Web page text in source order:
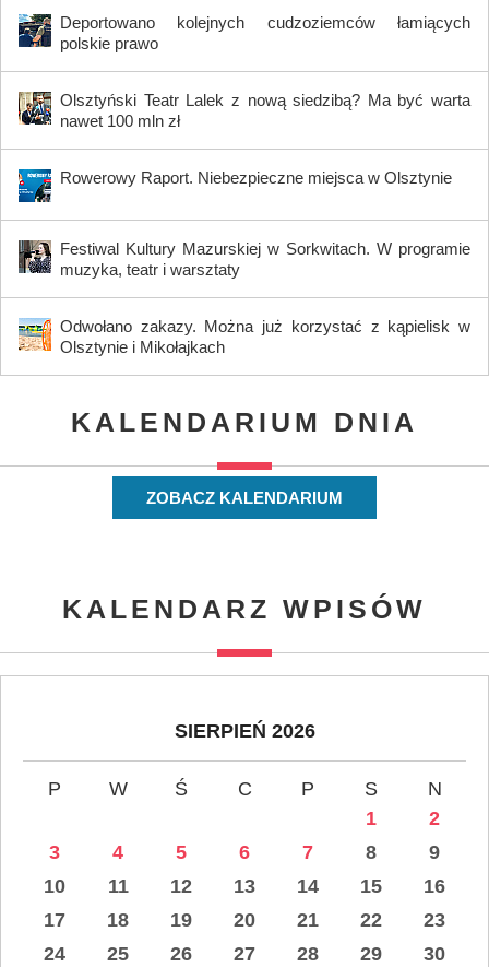
Deportowano kolejnych cudzoziemców łamiących
polskie prawo
Olsztyński Teatr Lalek z nową siedzibą? Ma być warta
nawet 100 mln zł
Rowerowy Raport. Niebezpieczne miejsca w Olsztynie
Festiwal Kultury Mazurskiej w Sorkwitach. W programie
muzyka, teatr i warsztaty
Odwołano zakazy. Można już korzystać z kąpielisk w
Olsztynie i Mikołajkach
KALENDARIUM DNIA
ZOBACZ KALENDARIUM
KALENDARZ WPISÓW
SIERPIEŃ 2026
P W Ś C P S
N
1
2
3
4 5 6 7 8
9
10
11 12 13 14 15
16
17
18 19 20 21 22
23
24
25 26 27 28 29
30